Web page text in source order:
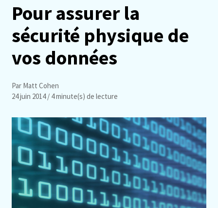
Pour assurer la
sécurité physique de
vos données
Par Matt Cohen
24 juin 2014/ 4 minute(s) de lecture